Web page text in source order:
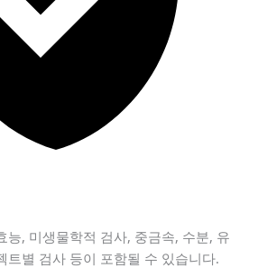
능, 미생물학적 검사, 중금속, 수분, 유
트별 검사 등이 포함될 수 있습니다.